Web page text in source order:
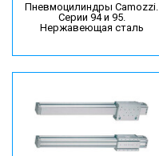
Пневмоцилиндры Camozzi.
Серии 94 и 95.
Нержавеющая сталь